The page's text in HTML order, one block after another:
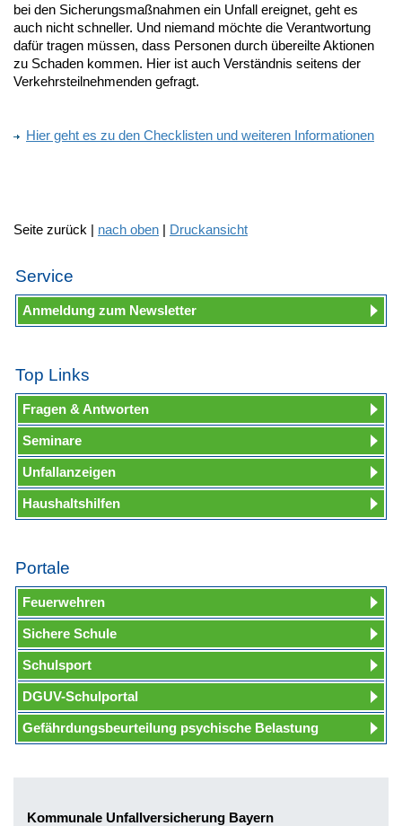
bei den Sicherungsmaßnahmen ein Unfall ereignet, geht es
auch nicht schneller. Und niemand möchte die Verantwortung
dafür tragen müssen, dass Personen durch übereilte Aktionen
zu Schaden kommen. Hier ist auch Verständnis seitens der
Verkehrsteilnehmenden gefragt.
Hier geht es zu den Checklisten und weiteren Informationen
Seite zurück | nach oben | Druckansicht
Service
Anmeldung zum Newsletter
Top Links
Fragen & Antworten
Seminare
Unfallanzeigen
Haushaltshilfen
Portale
Feuerwehren
Sichere Schule
Schulsport
DGUV-Schulportal
Gefährdungsbeurteilung psychische Belastung
Kommunale Unfallversicherung Bayern